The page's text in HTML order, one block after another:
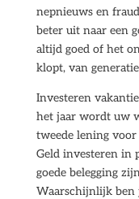
nepnieuws en
beter uit naar een
altijd goed of het
klopt, van
Investeren
het jaar wordt uw
tweede lening
Geld investeren in
goede belegging
Waarschijnlijk ben